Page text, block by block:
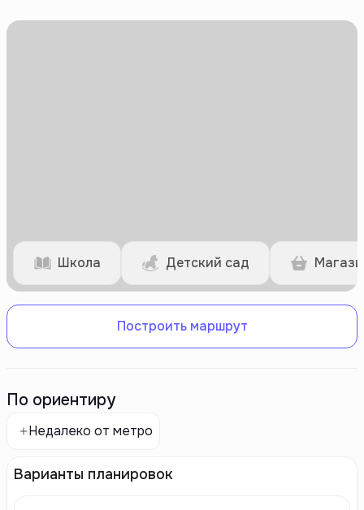
Школа Детский сад
Построить маршрут
По ориентиру
Недалеко от метро
Варианты планировок